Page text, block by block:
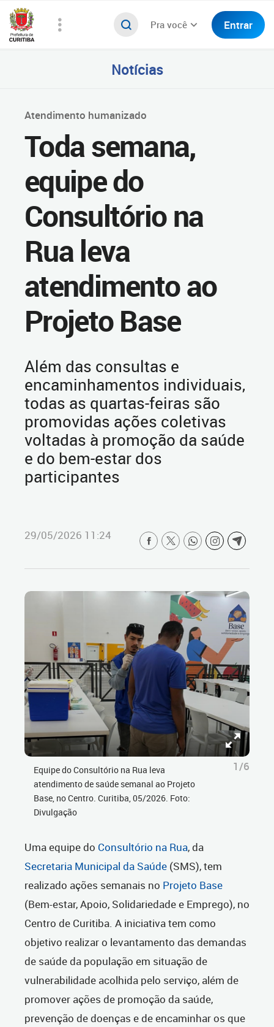
Pra você Entrar
Notícias
Atendimento humanizado
Toda semana,
equipe do
Consultório na
Rua leva
atendimento ao
Projeto Base
Além das consultas e
encaminhamentos individuais,
todas as quartas-feiras são
promovidas ações coletivas
voltadas à promoção da saúde
e do bem-estar dos
participantes
29/05/2026 11:24
Equipe do Consultório na Rua leva
atendimento de saúde semanal ao Projeto
Base, no Centro. Curitiba, 05/2026. Foto:
Divulgação
1/6
Uma equipe do Consultório na Rua, da
Secretaria Municipal da Saúde (SMS), tem
realizado ações semanais no Projeto Base
(Bem-estar, Apoio, Solidariedade e Emprego), no
Centro de Curitiba. A iniciativa tem como
objetivo realizar o levantamento das demandas
de saúde da população em situação de
vulnerabilidade acolhida pelo serviço, além de
promover ações de promoção da saúde,
prevenção de doenças e de encaminhar os que